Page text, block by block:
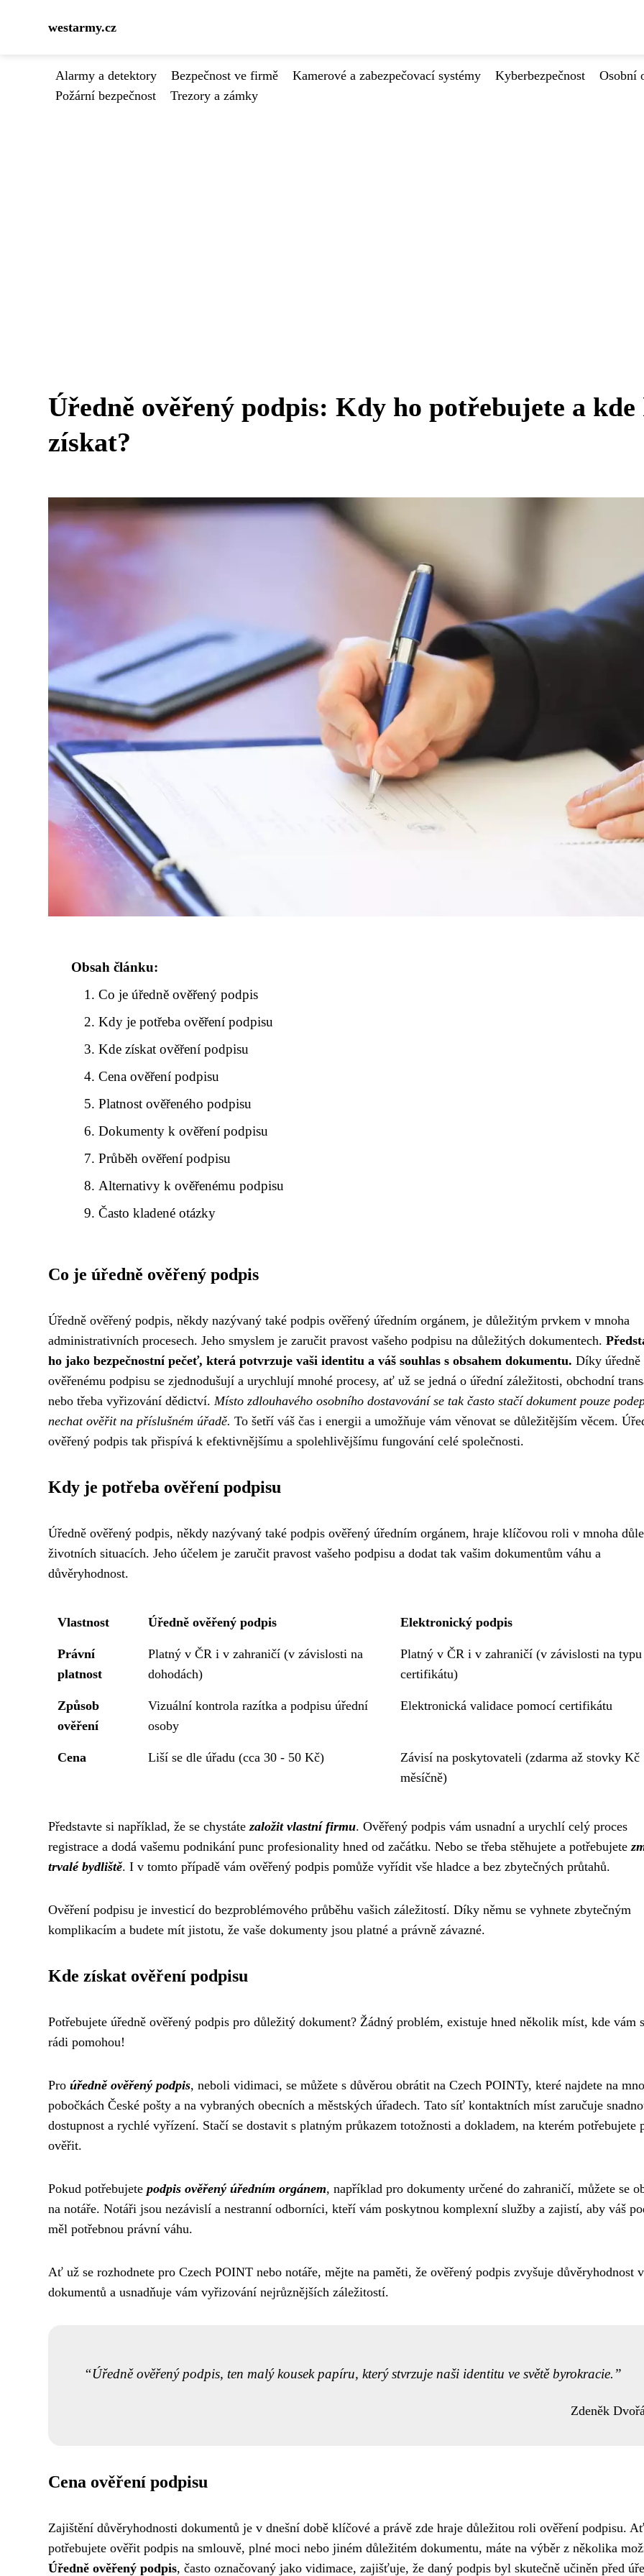
westarmy.cz
Alarmy a detektory Bezpečnost ve firmě Kamerové a zabezpečovací systémy Kyberbezpečnost Osobní
Požární bezpečnost
Trezory a zámky
Úředně ověřený podpis: Kdy ho potřebujete a kde
získat?
Obsah článku:
Co je úředně ověřený podpis
Kdy je potřeba ověření podpisu
Kde získat ověření podpisu
Cena ověření podpisu
Platnost ověřeného podpisu
Dokumenty k ověření podpisu
Průběh ověření podpisu
Alternativy k ověřenému podpisu
Často kladené otázky
Co je úředně ověřený podpis
Úředně ověřený podpis, někdy nazývaný také podpis ověřený úředním orgánem, je důležitým prvkem v mnoha
administrativních procesech. Jeho smyslem je zaručit pravost vašeho podpisu na důležitých dokumentech.
ho jako bezpečnostní pečeť, která potvrzuje vaši identitu a váš souhlas s obsahem dokumentu. Díky úředně
ověřenému podpisu se zjednodušují a urychlují mnohé procesy, ať už se jedná o úřední záležitosti, obchodní
nebo třeba vyřizování dědictví. Místo zdlouhavého osobního dostavování se tak často stačí dokument pouze
nechat ověřit na příslušném úřadě. To šetří váš čas i energii a umožňuje vám věnovat se důležitějším věcem.
ověřený podpis tak přispívá k efektivnějšímu a spolehlivějšímu fungování celé společnosti.
Kdy je potřeba ověření podpisu
Úředně ověřený podpis, někdy nazývaný také podpis ověřený úředním orgánem, hraje klíčovou roli v mnoha
životních situacích. Jeho účelem je zaručit pravost vašeho podpisu a dodat tak vašim dokumentům váhu a
důvěryhodnost.
Vlastnost Úředně ověřený podpis Elektronický podpis
Právní
platnost
Platný v ČR i v zahraničí (v závislosti na
dohodách)
Platný v ČR i v zahraničí (v závislosti na typu
certifikátu)
Způsob
ověření
Vizuální kontrola razítka a podpisu úřední
osoby
Elektronická validace pomocí certifikátu
Cena Liší se dle úřadu (cca 30 - 50 Kč)
Závisí na poskytovateli (zdarma až stovky Kč
měsíčně)
Představte si například, že se chystáte založit vlastní firmu. Ověřený podpis vám usnadní a urychlí celý proces
registrace a dodá vašemu podnikání punc profesionality hned od začátku. Nebo se třeba stěhujete a potřebujete
trvalé bydliště. I v tomto případě vám ověřený podpis pomůže vyřídit vše hladce a bez zbytečných průtahů.
Ověření podpisu je investicí do bezproblémového průběhu vašich záležitostí. Díky němu se vyhnete zbytečným
komplikacím a budete mít jistotu, že vaše dokumenty jsou platné a právně závazné.
Kde získat ověření podpisu
Potřebujete úředně ověřený podpis pro důležitý dokument? Žádný problém, existuje hned několik míst, kde vám
rádi pomohou!
Pro úředně ověřený podpis, neboli vidimaci, se můžete s důvěrou obrátit na Czech POINTy, které najdete na
pobočkách České pošty a na vybraných obecních a městských úřadech. Tato síť kontaktních míst zaručuje
dostupnost a rychlé vyřízení. Stačí se dostavit s platným průkazem totožnosti a dokladem, na kterém potřebujete
ověřit.
Pokud potřebujete podpis ověřený úředním orgánem, například pro dokumenty určené do zahraničí, můžete se
na notáře. Notáři jsou nezávislí a nestranní odborníci, kteří vám poskytnou komplexní služby a zajistí, aby váš
měl potřebnou právní váhu.
Ať už se rozhodnete pro Czech POINT nebo notáře, mějte na paměti, že ověřený podpis zvyšuje důvěryhodnost
dokumentů a usnadňuje vám vyřizování nejrůznějších záležitostí.
Úředně ověřený podpis, ten malý kousek papíru, který stvrzuje naši identitu ve světě byrokracie.
Zdeněk
Cena ověření podpisu
Zajištění důvěryhodnosti dokumentů je v dnešní době klíčové a právě zde hraje důležitou roli ověření podpisu.
potřebujete ověřit podpis na smlouvě, plné moci nebo jiném důležitém dokumentu, máte na výběr z několika
Úředně ověřený podpis, často označovaný jako vidimace, zajišťuje, že daný podpis byl skutečně učiněn před